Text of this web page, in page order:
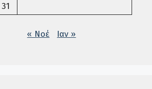
31
« Νοέ Ιαν »